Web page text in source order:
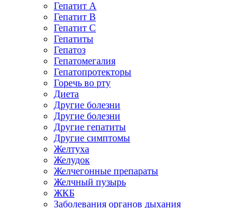
Гепатит A
Гепатит B
Гепатит C
Гепатиты
Гепатоз
Гепатомегалия
Гепатопротекторы
Горечь во рту
Диета
Другие болезни
Другие болезни
Другие гепатиты
Другие симптомы
Желтуха
Желудок
Желчегонные препараты
Желчный пузырь
ЖКБ
Заболевания органов дыхания